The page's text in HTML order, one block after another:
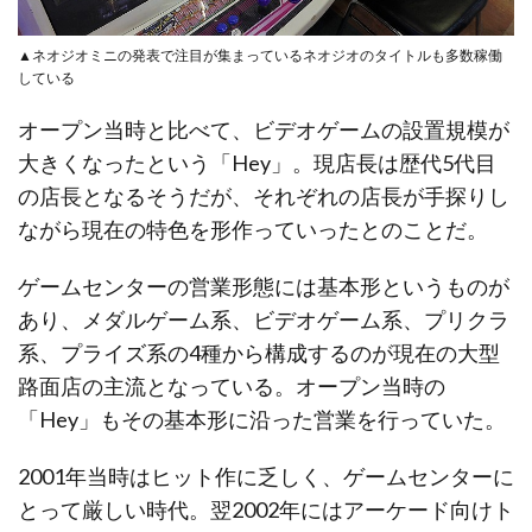
▲ネオジオミニの発表で注目が集まっているネオジオのタイトルも多数稼働
している
オープン当時と比べて、ビデオゲームの設置規模が
大きくなったという「Hey」。現店長は歴代5代目
の店長となるそうだが、それぞれの店長が手探りし
ながら現在の特色を形作っていったとのことだ。
ゲームセンターの営業形態には基本形というものが
あり、メダルゲーム系、ビデオゲーム系、プリクラ
系、プライズ系の4種から構成するのが現在の大型
路面店の主流となっている。オープン当時の
「Hey」もその基本形に沿った営業を行っていた。
2001年当時はヒット作に乏しく、ゲームセンターに
とって厳しい時代。翌2002年にはアーケード向けト